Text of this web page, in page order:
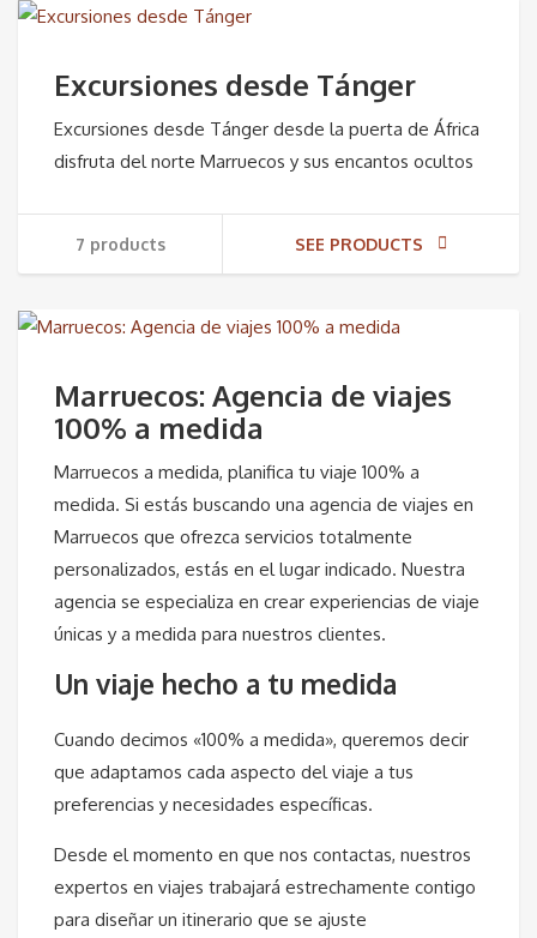
Excursiones desde Tánger
Excursiones desde Tánger desde la puerta de África
disfruta del norte Marruecos y sus encantos ocultos
7 products SEE PRODUCTS
Marruecos: Agencia de viajes
100% a medida
Marruecos a medida, planifica tu viaje 100% a
medida. Si estás buscando una agencia de viajes en
Marruecos que ofrezca servicios totalmente
personalizados, estás en el lugar indicado. Nuestra
agencia se especializa en crear experiencias de viaje
únicas y a medida para nuestros clientes.
Un viaje hecho a tu medida
Cuando decimos «100% a medida», queremos decir
que adaptamos cada aspecto del viaje a tus
preferencias y necesidades específicas.
Desde el momento en que nos contactas, nuestros
expertos en viajes trabajará estrechamente contigo
para diseñar un itinerario que se ajuste